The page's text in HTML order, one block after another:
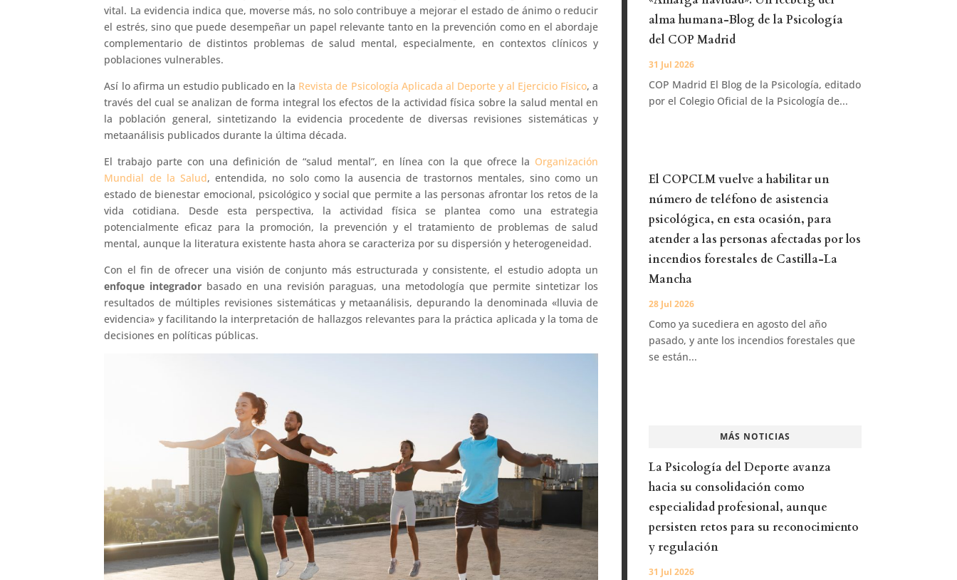
vital. La evidencia indica que, moverse más, no solo contribuye a mejorar el estado de ánimo o reducir
el estrés, sino que puede desempeñar un papel relevante tanto en la prevención como en el abordaje
complementario de distintos problemas de salud mental, especialmente, en contextos clínicos y
poblaciones vulnerables.
Así lo afirma un estudio publicado en la Revista de Psicología Aplicada al Deporte y al Ejercicio Físico, a
través del cual se analizan de forma integral los efectos de la actividad física sobre la salud mental en
la población general, sintetizando la evidencia procedente de diversas revisiones sistemáticas y
metaanálisis publicados durante la última década.
El trabajo parte con una definición de “salud mental”, en línea con la que ofrece la Organización
Mundial de la Salud, entendida, no solo como la ausencia de trastornos mentales, sino como un
estado de bienestar emocional, psicológico y social que permite a las personas afrontar los retos de la
vida cotidiana. Desde esta perspectiva, la actividad física se plantea como una estrategia
potencialmente eficaz para la promoción, la prevención y el tratamiento de problemas de salud
mental, aunque la literatura existente hasta ahora se caracteriza por su dispersión y heterogeneidad.
Con el fin de ofrecer una visión de conjunto más estructurada y consistente, el estudio adopta un
enfoque integrador basado en una revisión paraguas, una metodología que permite sintetizar los
resultados de múltiples revisiones sistemáticas y metaanálisis, depurando la denominada «lluvia de
evidencia» y facilitando la interpretación de hallazgos relevantes para la práctica aplicada y la toma de
decisiones en políticas públicas.
alma humana-Blog de la Psicología
del COP Madrid
31 Jul 2026
COP Madrid El Blog de la Psicología, editado
por el Colegio Oficial de la Psicología de...
El COPCLM vuelve a habilitar un
número de teléfono de asistencia
psicológica, en esta ocasión, para
atender a las personas afectadas por los
incendios forestales de Castilla-La
Mancha
28 Jul 2026
Como ya sucediera en agosto del año
pasado, y ante los incendios forestales que
se están...
MÁS NOTICIAS
La Psicología del Deporte avanza
hacia su consolidación como
especialidad profesional, aunque
persisten retos para su reconocimiento
y regulación
31 Jul 2026